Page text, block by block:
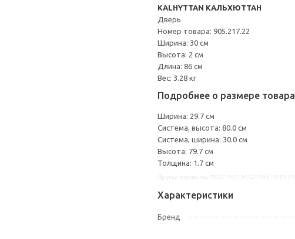
KALHYTTAN КАЛЬХЮТТАН
Дверь
Номер товара: 905.217.22
Ширина: 30 см
Высота: 2 см
Длина: 86 см
Вес: 3.28 кг
Подробнее о размере товара
Ширина: 29.7 см
Система, высота: 80.0 см
Система, ширина: 30.0 см
Высота: 79.7 см
Толщина: 1.7 см
Характеристики
Бренд